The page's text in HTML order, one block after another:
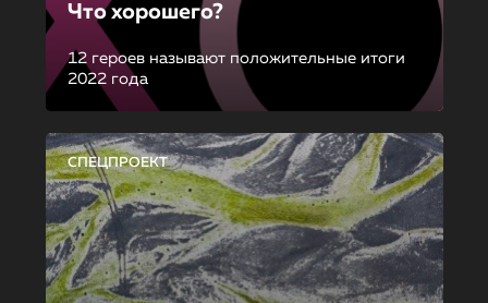
Что хорошего?
12 героев называют положительные итоги
2022 года
СПЕЦПРОЕКТ